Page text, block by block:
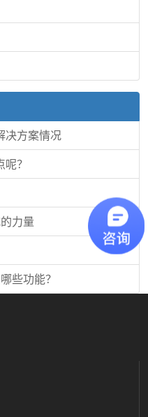
决方案情况
？
力量
些功能？